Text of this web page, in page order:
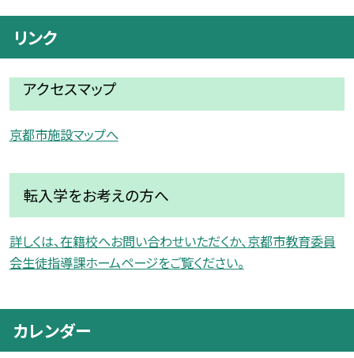
リンク
アクセスマップ
京都市施設マップへ
転入学をお考えの方へ
詳しくは、在籍校へお問い合わせいただくか、京都市教育委員
会生徒指導課ホームページをご覧ください。
カレンダー